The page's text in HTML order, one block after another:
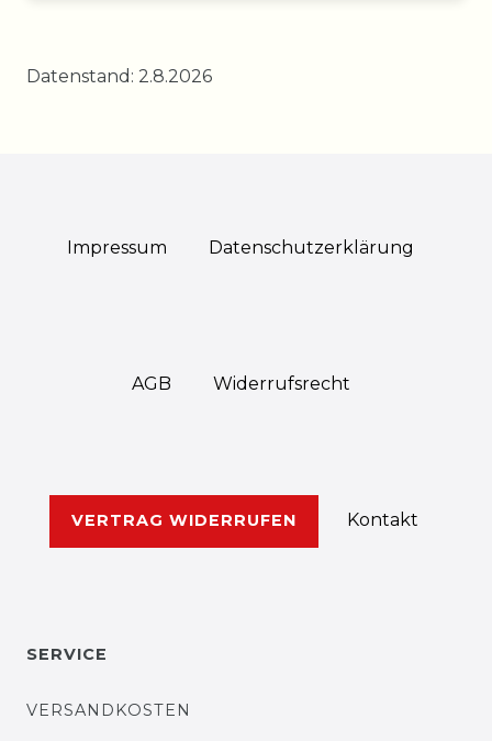
Datenstand: 2.8.2026
Impressum Daten­schutz­erklärung
AGB Widerrufs­recht
VERTRAG WIDERRUFEN Kontakt
SERVICE
VERSANDKOSTEN